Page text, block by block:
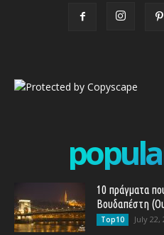
10 πράγματα
Βουδαπέστη
Top10 July 22,